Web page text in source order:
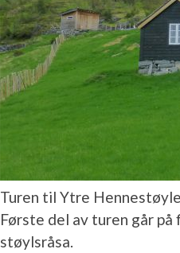
Turen til Ytre
Første del av turen går
støylsråsa.